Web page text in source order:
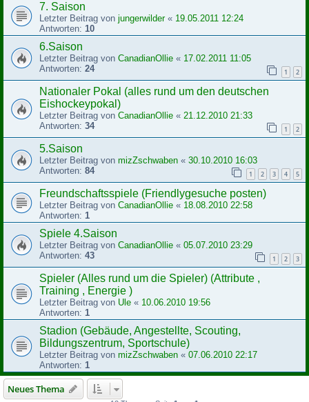
7. Saison
Letzter Beitrag von jungerwilder« 19.05.2011 12:24
Antworten: 10
6.Saison
Letzter Beitrag von CanadianOllie « 17.02.2011 11:05
Antworten: 24 1 2
Nationaler Pokal (alles rund um den deutschen
Eishockeypokal)
Letzter Beitrag von CanadianOllie « 21.12.2010 21:33
Antworten: 34 1 2
5.Saison
Letzter Beitrag von mizZschwaben « 30.10.2010 16:03
Antworten: 84 1 2 3 4 5
Freundschaftsspiele (Friendlygesuche posten)
Letzter Beitrag von CanadianOllie « 18.08.2010 22:58
Antworten: 1
Spiele 4.Saison
Letzter Beitrag von CanadianOllie « 05.07.2010 23:29
Antworten: 43 1 2 3
Spieler (Alles rund um die Spieler) (Attribute ,
Training , Energie )
Letzter Beitrag von Ule « 10.06.2010 19:56
Antworten: 1
Stadion (Gebäude, Angestellte, Scouting,
Bildungszentrum, Sportschule)
Letzter Beitrag von mizZschwaben « 07.06.2010 22:17
Antworten: 1
Neues Thema